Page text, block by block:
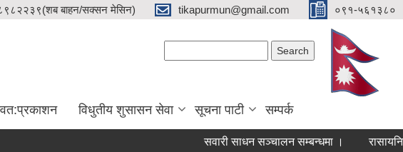
बाहन/सक्सन मेसिन) tikapurmun@gmail.com ०९१-५६१३८०
विधुतीय शुसासन सेवा सूचना पाटी सम्पर्क
सवारी साधन सञ्चालन सम्बन्धमा । रासायनिक